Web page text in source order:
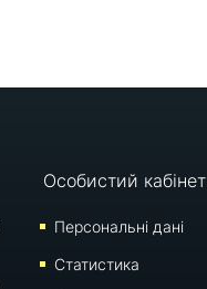
Особистий кабінет
Персональні дані
Статистика